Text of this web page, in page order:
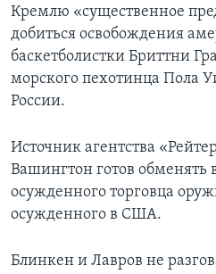
Кремлю «существенное
добиться освобождения
баскетболистки Бриттни
морского пехотинца Пола
России.
Источник агентства
Вашингтон готов обменять
осужденного торговца
осужденного в США.
Блинкен и Лавров не